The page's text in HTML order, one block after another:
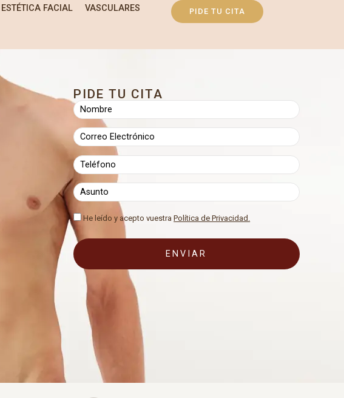
ESTÉTICA FACIAL
VASCULARES
PIDE TU CITA
PIDE TU CITA
He leído y acepto vuestraPolítica de Privacidad.